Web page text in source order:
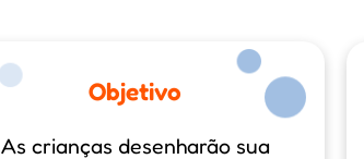
Objetivo
As crianças desenharão sua